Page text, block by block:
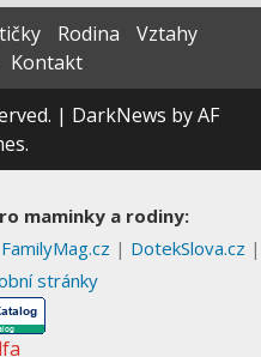
Rodina
Vztahy
Kontakt
| DarkNews by AF
maminky a rodiny:
FamilyMag.cz | DotekSlova.cz |
stránky